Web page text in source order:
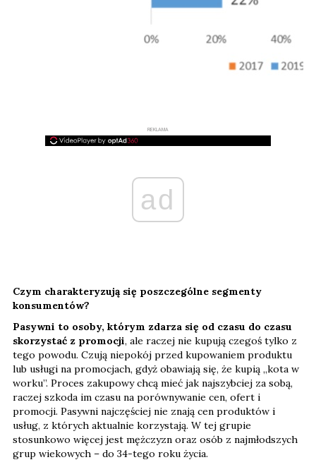
REKLAMA
ad
Czym charakteryzują się poszczególne segmenty
konsumentów?
Pasywni to osoby, którym zdarza się od czasu do czasu
skorzystać z promocji, ale raczej nie kupują czegoś tylko z
tego powodu. Czują niepokój przed kupowaniem produktu
lub usługi na promocjach, gdyż obawiają się, że kupią „kota w
worku”. Proces zakupowy chcą mieć jak najszybciej za sobą,
raczej szkoda im czasu na porównywanie cen, ofert i
promocji. Pasywni najczęściej nie znają cen produktów i
usług, z których aktualnie korzystają. W tej grupie
stosunkowo więcej jest mężczyzn oraz osób z najmłodszych
grup wiekowych – do 34-tego roku życia.